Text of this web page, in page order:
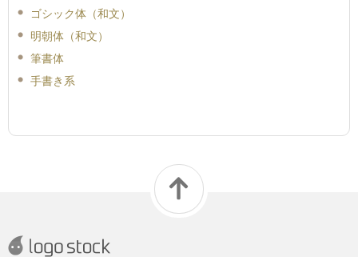
ゴシック体（和文）
明朝体（和文）
筆書体
手書き系